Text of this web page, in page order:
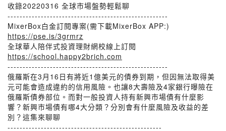
收錄20220316 全球市場盤勢輕鬆聊
-----------------------------------------------------
MixerBox白金訂閱專案(需下載MixerBox APP:)
https://pse.is/3grmrz
全球華人陪伴式投資理財網校線上訂閱
https://school.happy2brich.com
-----------------------------------------------------
俄羅斯在3月16日有將近1億美元的債券到期，但因無法取得美
元可能會造成違約的信用風險。也讓8大壽險及4家銀行曝險在
俄羅斯債券部位。而對一般投資人持有新興市場債有什麼影
響？新興市場債有哪4大分類？分別會有什麼風險及收益的差
別？這集來聊聊
---------------------------------------------------